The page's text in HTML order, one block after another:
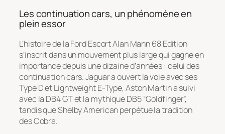
Lescontinuation cars, un phénomène en
plein essor
L’histoire de la Ford Escort Alan Mann 68 Edition
s’inscrit dans un mouvement plus large qui gagne en
importance depuis une dizaine d’années : celui des
continuation cars. Jaguar a ouvert la voie avec ses
Type D et Lightweight E-Type, Aston Martin a suivi
avec la DB4 GT et la mythique DB5 “Goldfinger”,
tandis que Shelby American perpétue la tradition
des Cobra.